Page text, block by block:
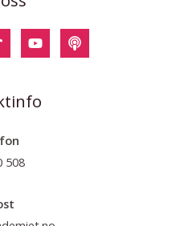
508